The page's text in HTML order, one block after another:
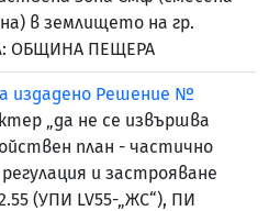
в землището на гр.
ОБЩИНА ПЕЩЕРА
издадено Решение №
„да не се извършва
план - частично
и застрояване
(УПИ LV55-„ЖС“), ПИ